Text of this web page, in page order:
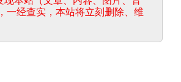
经查实，本站将立刻删除、维